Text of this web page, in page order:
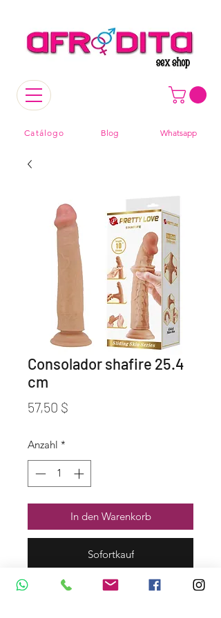
Catálogo Blog Whatsapp
Consolador shafire 25.4
cm
57,50 $
Anzahl *
In den Warenkorb
Sofortkauf